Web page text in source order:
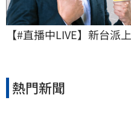
【#直播中LIVE】新台派
熱門新聞